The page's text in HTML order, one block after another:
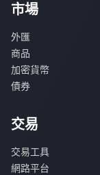
市場
外匯
商品
加密貨幣
債券
交易
交易工具
網路平台